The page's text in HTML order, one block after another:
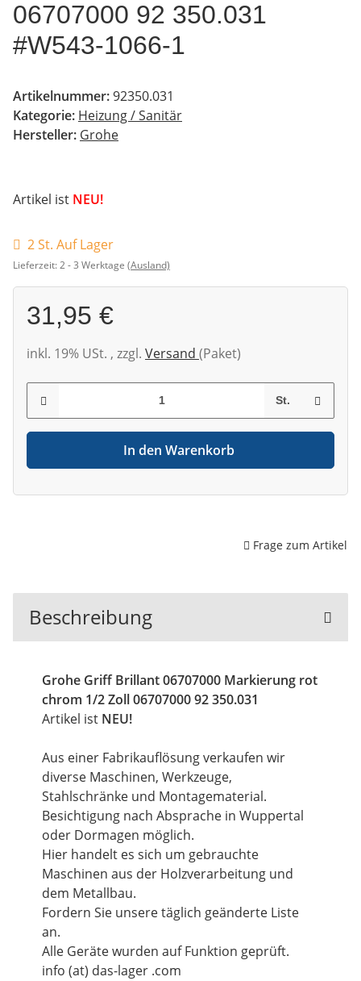
06707000 92 350.031
#W543-1066-1
Artikelnummer:92350.031
Kategorie: Heizung / Sanitär
Hersteller: Grohe
Artikel ist NEU!
2 St. Auf Lager
Lieferzeit:2 - 3 Werktage (Ausland)
31,95 €
inkl. 19% USt. , zzgl. Versand (Paket)
St.
In den Warenkorb
Frage zum Artikel
Beschreibung
Grohe Griff Brillant 06707000 Markierung rot
chrom 1/2 Zoll 06707000 92 350.031
Artikel ist NEU!
Aus einer Fabrikauflösung verkaufen wir
diverse Maschinen, Werkzeuge,
Stahlschränke und Montagematerial.
Besichtigung nach Absprache in Wuppertal
oder Dormagen möglich.
Hier handelt es sich um gebrauchte
Maschinen aus der Holzverarbeitung und
dem Metallbau.
Fordern Sie unsere täglich geänderte Liste
an.
Alle Geräte wurden auf Funktion geprüft.
info (at) das-lager .com